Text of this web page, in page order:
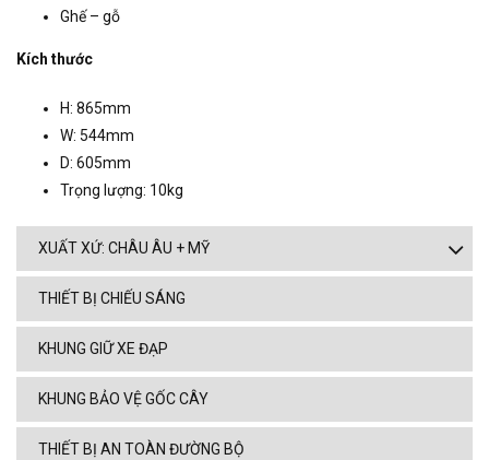
Ghế – gỗ
Kích thước
H: 865mm
W: 544mm
D: 605mm
Trọng lượng: 10kg
XUẤT XỨ: CHÂU ÂU + MỸ
THIẾT BỊ CHIẾU SÁNG
KHUNG GIỮ XE ĐẠP
KHUNG BẢO VỆ GỐC CÂY
THIẾT BỊ AN TOÀN ĐƯỜNG BỘ